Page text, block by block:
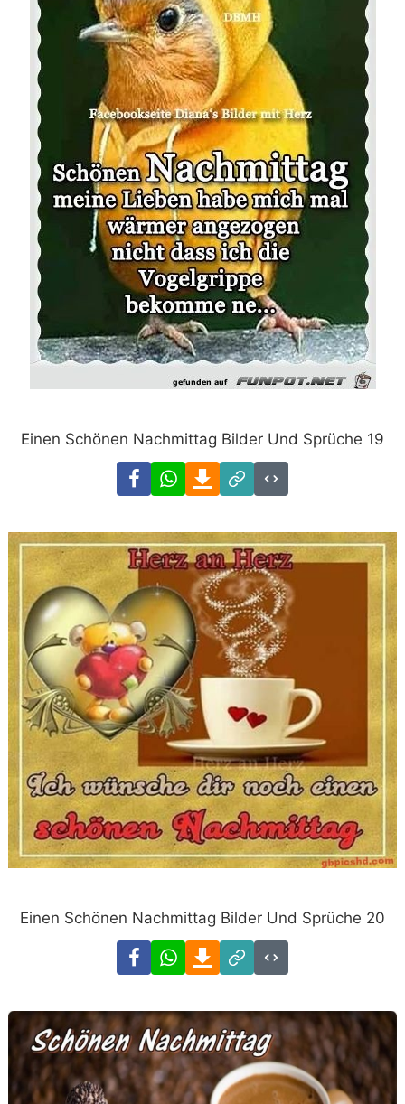
Einen Schönen Nachmittag Bilder Und Sprüche 19
FacebookWhatsAppDownload
Link
Code
Einen Schönen Nachmittag Bilder Und Sprüche 20
FacebookWhatsAppDownload
Link
Code